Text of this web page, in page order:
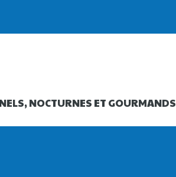
NOCTURNES ET GOURMANDS